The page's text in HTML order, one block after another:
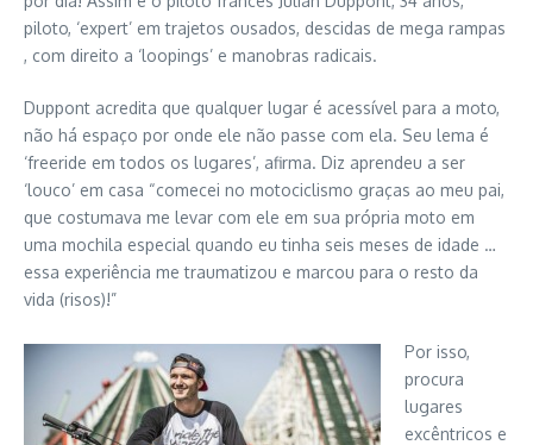
piloto, ‘expert’ em trajetos ousados, descidas de mega rampas
, com direito a ‘loopings’ e manobras radicais.
Duppont acredita que qualquer lugar é acessível para a moto,
não há espaço por onde ele não passe com ela. Seu lema é
‘freeride em todos os lugares’, afirma. Diz aprendeu a ser
‘louco’ em casa “comecei no motociclismo graças ao meu pai,
que costumava me levar com ele em sua própria moto em
uma mochila especial quando eu tinha seis meses de idade …
essa experiência me traumatizou e marcou para o resto da
vida (risos)!”
Por isso,
procura
lugares
excêntricos e